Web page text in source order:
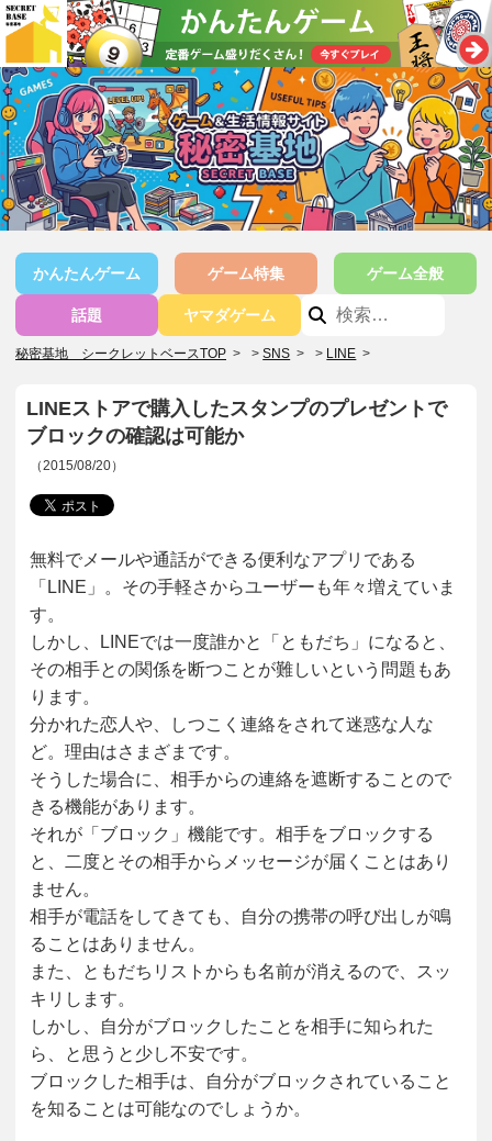
かんたんゲーム ゲーム特集 ゲーム全般
話題 ヤマダゲーム
秘密基地 シークレットベースTOP > SNS > LINE >
LINEストアで購入したスタンプのプレゼントで
ブロックの確認は可能か
（2015/08/20）
無料でメールや通話ができる便利なアプリである
「LINE」。その手軽さからユーザーも年々増えていま
す。
しかし、LINEでは一度誰かと「ともだち」になると、
その相手との関係を断つことが難しいという問題もあ
ります。
分かれた恋人や、しつこく連絡をされて迷惑な人な
ど。理由はさまざまです。
そうした場合に、相手からの連絡を遮断することので
きる機能があります。
それが「ブロック」機能です。相手をブロックする
と、二度とその相手からメッセージが届くことはあり
ません。
相手が電話をしてきても、自分の携帯の呼び出しが鳴
ることはありません。
また、ともだちリストからも名前が消えるので、スッ
キリします。
しかし、自分がブロックしたことを相手に知られた
ら、と思うと少し不安です。
ブロックした相手は、自分がブロックされていること
を知ることは可能なのでしょうか。